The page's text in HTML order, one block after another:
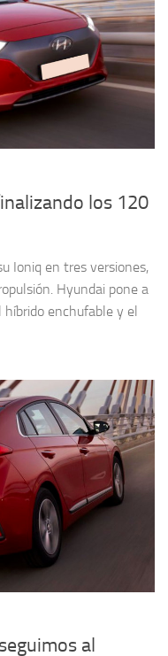
los 120
Ioniq en tres versiones,
Hyundai pone a
híbrido enchufable y el
al